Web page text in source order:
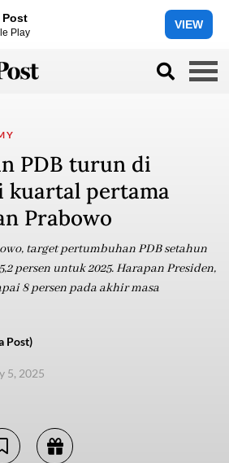
Post
Play
VIEW
PDB turun di
kuartal pertama
Prabowo
target pertumbuhan PDB setahun
persen untuk 2025. Harapan Presiden,
8 persen pada akhir masa
Post)
5, 2025